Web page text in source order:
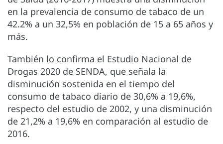
en la prevalencia de consumo de tabaco de un
42.2% a un 32,5% en población de 15 a 65 años y
más.
También lo confirma el Estudio Nacional de
Drogas 2020 de SENDA, que señala la
disminución sostenida en el tiempo del
consumo de tabaco diario de 30,6% a 19,6%,
respecto del estudio de 2002, y una disminución
de 21,2% a 19,6% en comparación al estudio de
2016.